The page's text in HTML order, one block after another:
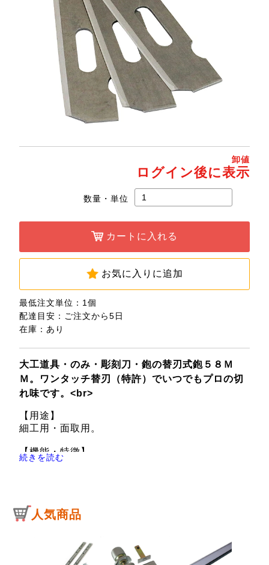
卸値
ログイン後に表示
数量・単位
カートに入れる
お気に入りに追加
最低注文単位：1個
配達目安：ご注文から5日
在庫：あり
大工道具・のみ・彫刻刀・鉋の替刃式鉋５８Ｍ
Ｍ。ワンタッチ替刃（特許）でいつでもプロの切
れ味です。<br>
【用途】
細工用・面取用。
【機能・特徴】
千吉替刃式鉋５８ＭＭ用の替刃です。
●３枚入り。
続きを読む
人気商品